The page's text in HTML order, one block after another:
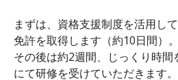
まずは、資格支援制度を活用し
免許を取得します（約10日間）。
その後は約2週間、じっくり時
にて研修を受けていただきます。